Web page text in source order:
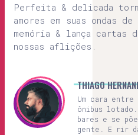
Perfeita & delicada
amores em suas ondas
memória & lança cartas
nossas aflições.
THIAGO
Um cara
ônibus lotado.
bares e se
gente. E rir